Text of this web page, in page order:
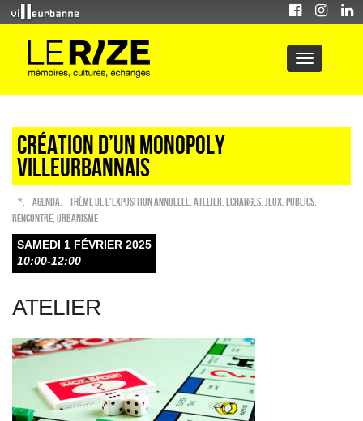
CRÉATION D’UN MONOPOLY
VILLEURBANNAIS
_* _Agenda _Thème de l'exposition annuelle Atelier ECHANGES Jeux PUBLICS
Rencontre Urbanisme
SAMEDI 1 FÉVRIER 2025
10:00-12:00
ATELIER